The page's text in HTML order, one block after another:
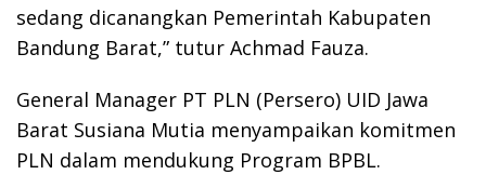
sedang dicanangkan Pemerintah Kabupaten
Bandung Barat,” tutur Achmad Fauza.
General Manager PT PLN (Persero) UID Jawa
Barat Susiana Mutia menyampaikan komitmen
PLN dalam mendukung Program BPBL.